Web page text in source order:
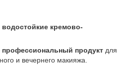
кремово-
профессиональный продукт для
и вечернего макияжа.